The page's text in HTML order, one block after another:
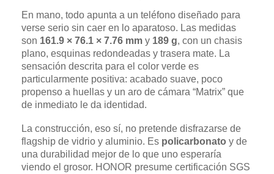
En mano, todo apunta a un teléfono diseñado para
verse serio sin caer en lo aparatoso. Las medidas
son 161.9 × 76.1 × 7.76 mm y 189 g, con un chasis
plano, esquinas redondeadas y trasera mate. La
sensación descrita para el color verde es
particularmente positiva: acabado suave, poco
propenso a huellas y un aro de cámara “Matrix” que
de inmediato le da identidad.
La construcción, eso sí, no pretende disfrazarse de
flagship de vidrio y aluminio. Es policarbonato y de
una durabilidad mejor de lo que uno esperaría
viendo el grosor. HONOR presume certificación SGS